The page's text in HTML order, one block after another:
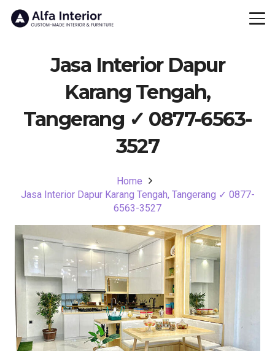
Jasa Interior Dapur
Karang Tengah,
Tangerang ✓ 0877-6563-
3527
Home
Jasa Interior Dapur Karang Tengah, Tangerang ✓ 0877-
6563-3527